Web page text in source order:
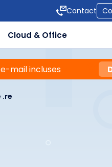
Contact
Cloud & Office
mail incluses
.re